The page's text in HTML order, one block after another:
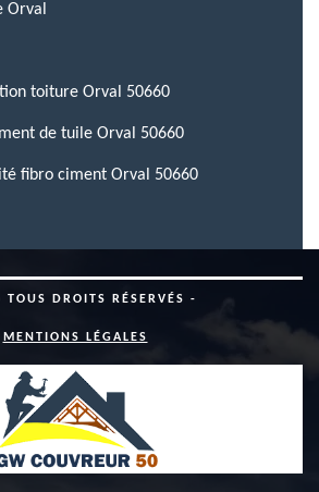
Orval
toiture Orval 50660
de tuile Orval 50660
fibro ciment Orval 50660
DROITS RÉSERVÉS -
MENTIONS LÉGALES